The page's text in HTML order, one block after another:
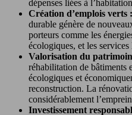
dépenses liées à
Création d’emplois verts :
durable génère de
porteurs comme les
écologiques, et les
Valorisation du
réhabilitation de bâtiments
écologiques et
reconstruction. La
considérablement
Investissement